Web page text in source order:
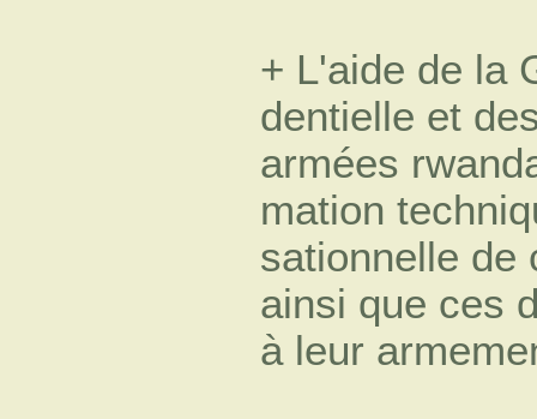
+ L'aide de la
dentielle et
armées
mation
sationnelle de
ainsi que ces
à leur